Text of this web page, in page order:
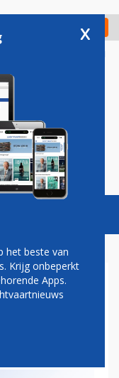
Check in
Vacatures
x
het beste van
Krijg onbeperkt
Apps.